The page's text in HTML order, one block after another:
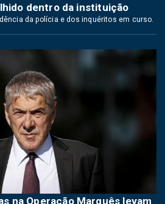
dentro da instituição
da polícia e dos inquéritos em curso.
na Operação Marquês levam